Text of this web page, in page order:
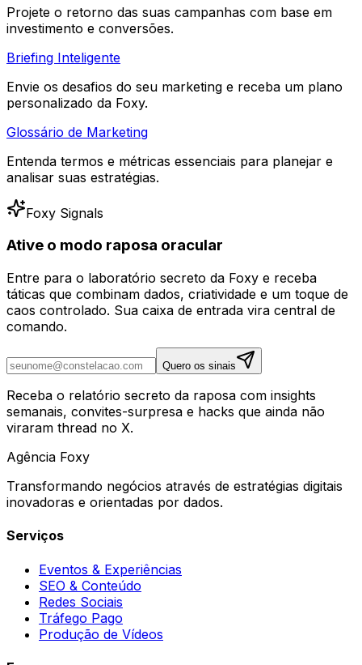
Projete o retorno das suas campanhas com base em
investimento e conversões.
Briefing Inteligente
Envie os desafios do seu marketing e receba um plano
personalizado da Foxy.
Glossário de Marketing
Entenda termos e métricas essenciais para planejar e
analisar suas estratégias.
Foxy Signals
Ative o modo raposa oracular
Entre para o laboratório secreto da Foxy e receba
táticas que combinam dados, criatividade e um toque de
caos controlado. Sua caixa de entrada vira central de
comando.
Quero os sinais
Receba o relatório secreto da raposa com insights
semanais, convites-surpresa e hacks que ainda não
viraram thread no X.
Agência Foxy
Transformando negócios através de estratégias digitais
inovadoras e orientadas por dados.
Serviços
Eventos & Experiências
SEO & Conteúdo
Redes Sociais
Tráfego Pago
Produção de Vídeos